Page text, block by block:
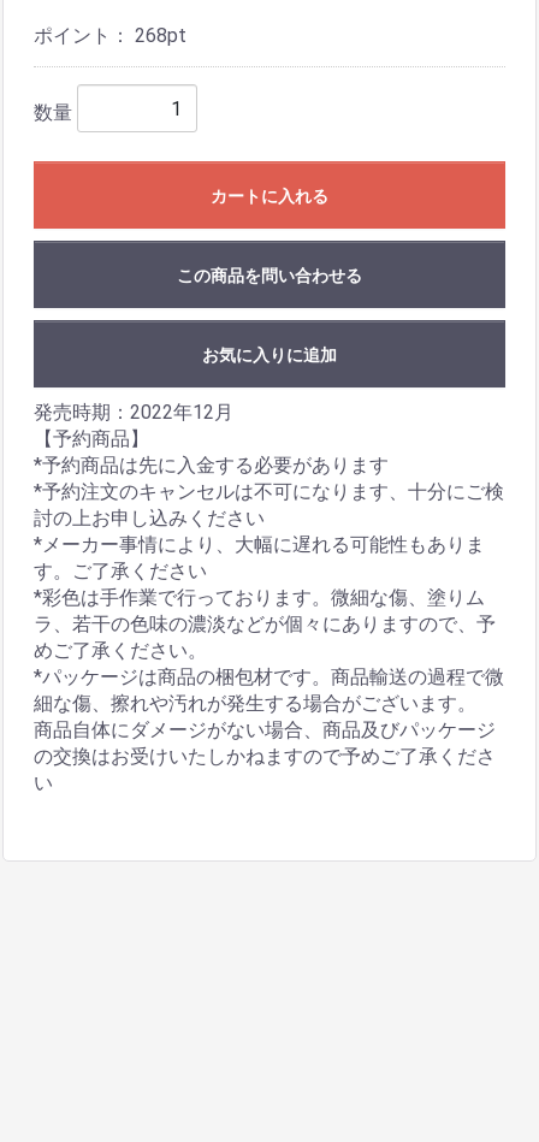
ポイント： 268pt
数量
カートに入れる
この商品を問い合わせる
お気に入りに追加
発売時期：2022年12月
【予約商品】
*予約商品は先に入金する必要があります
*予約注文のキャンセルは不可になります、十分にご検
討の上お申し込みください
*メーカー事情により、大幅に遅れる可能性もありま
す。ご了承ください
*彩色は手作業で行っております。微細な傷、塗りム
ラ、若干の色味の濃淡などが個々にありますので、予
めご了承ください。
*パッケージは商品の梱包材です。商品輸送の過程で微
細な傷、擦れや汚れが発生する場合がございます。
商品自体にダメージがない場合、商品及びパッケージ
の交換はお受けいたしかねますので予めご了承くださ
い